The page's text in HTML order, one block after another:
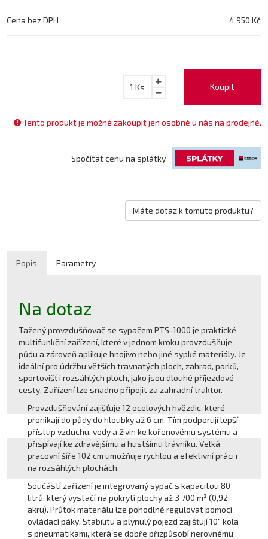
Cena bez DPH 4 950 Kč
Koupit
1 Ks
Tento produkt je možné zakoupit jen osobně u nás na prodejně.
Spočítat cenu na splátky
Máte dotaz k tomuto produktu?
Popis Parametry
Na dotaz
Tažený provzdušňovač se sypačem PTS-1000 je praktické
multifunkční zařízení, které v jednom kroku provzdušňuje
půdu a zároveň aplikuje hnojivo nebo jiné sypké materiály. Je
ideální pro údržbu větších travnatých ploch, zahrad, parků,
sportovišť i rozsáhlých ploch, jako jsou dlouhé příjezdové
cesty. Zařízení lze snadno připojit za zahradní traktor.
Provzdušňování zajišťuje 12 ocelových hvězdic, které
pronikají do půdy do hloubky až 6 cm. Tím podporují lepší
přístup vzduchu, vody a živin ke kořenovému systému a
přispívají ke zdravějšímu a hustšímu trávníku. Velká
pracovní šíře 102 cm umožňuje rychlou a efektivní práci i
na rozsáhlých plochách.
Součástí zařízení je integrovaný sypač s kapacitou 80
litrů, který vystačí na pokrytí plochy až 3 700 m² (0,92
akru). Průtok materiálu lze pohodlně regulovat pomocí
ovládací páky. Stabilitu a plynulý pojezd zajišťují 10" kola
s pneumatikami, která se dobře přizpůsobí nerovnému